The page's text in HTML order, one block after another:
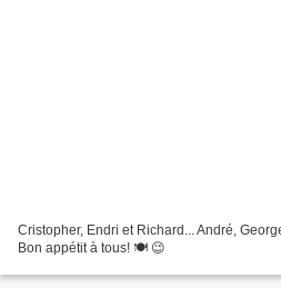
Cristopher, Endri et Richard... André,
Bon appétit à tous! 🍽 😉